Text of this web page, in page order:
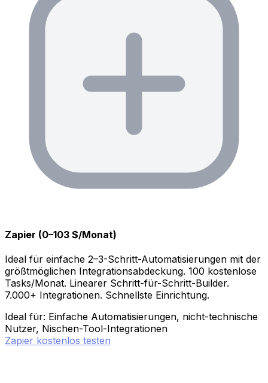
Zapier (0–103 $/Monat)
Ideal für einfache 2–3-Schritt-Automatisierungen mit der
größtmöglichen Integrationsabdeckung. 100 kostenlose
Tasks/Monat. Linearer Schritt-für-Schritt-Builder.
7.000+ Integrationen. Schnellste Einrichtung.
Ideal für: Einfache Automatisierungen, nicht-technische
Nutzer, Nischen-Tool-Integrationen
Zapier kostenlos testen